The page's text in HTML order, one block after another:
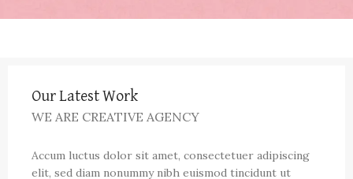
Our Latest Work
WE ARE CREATIVE AGENCY
Accum luctus dolor sit amet, consectetuer adipiscing
elit, sed diam nonummy nibh euismod tincidunt ut